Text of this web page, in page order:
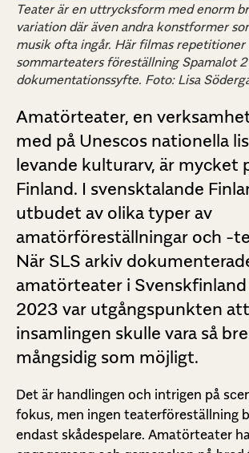
Teater är en uttrycksform med enorm
variation där även andra konstformer
musik ofta ingår. Här filmas repetitioner
sommarteaters föreställning Spamalot
dokumentationssyfte. Foto: Lisa
Amatörteater, en
med på Unescos nationella
levande kulturarv, är mycket
Finland. I svensktalande
utbudet av olika typer av
amatörföreställningar och -
När SLS arkiv
amatörteater i
2023 var utgångspunkten att
insamlingen skulle vara så
mångsidig som möjligt.
Det är handlingen och intrigen på
fokus, men ingen teaterföreställning
endast skådespelare. Amatörteater